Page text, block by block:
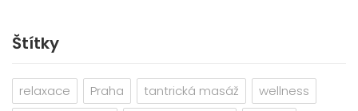
Štítky
relaxace Praha tantrická masáž
wellness